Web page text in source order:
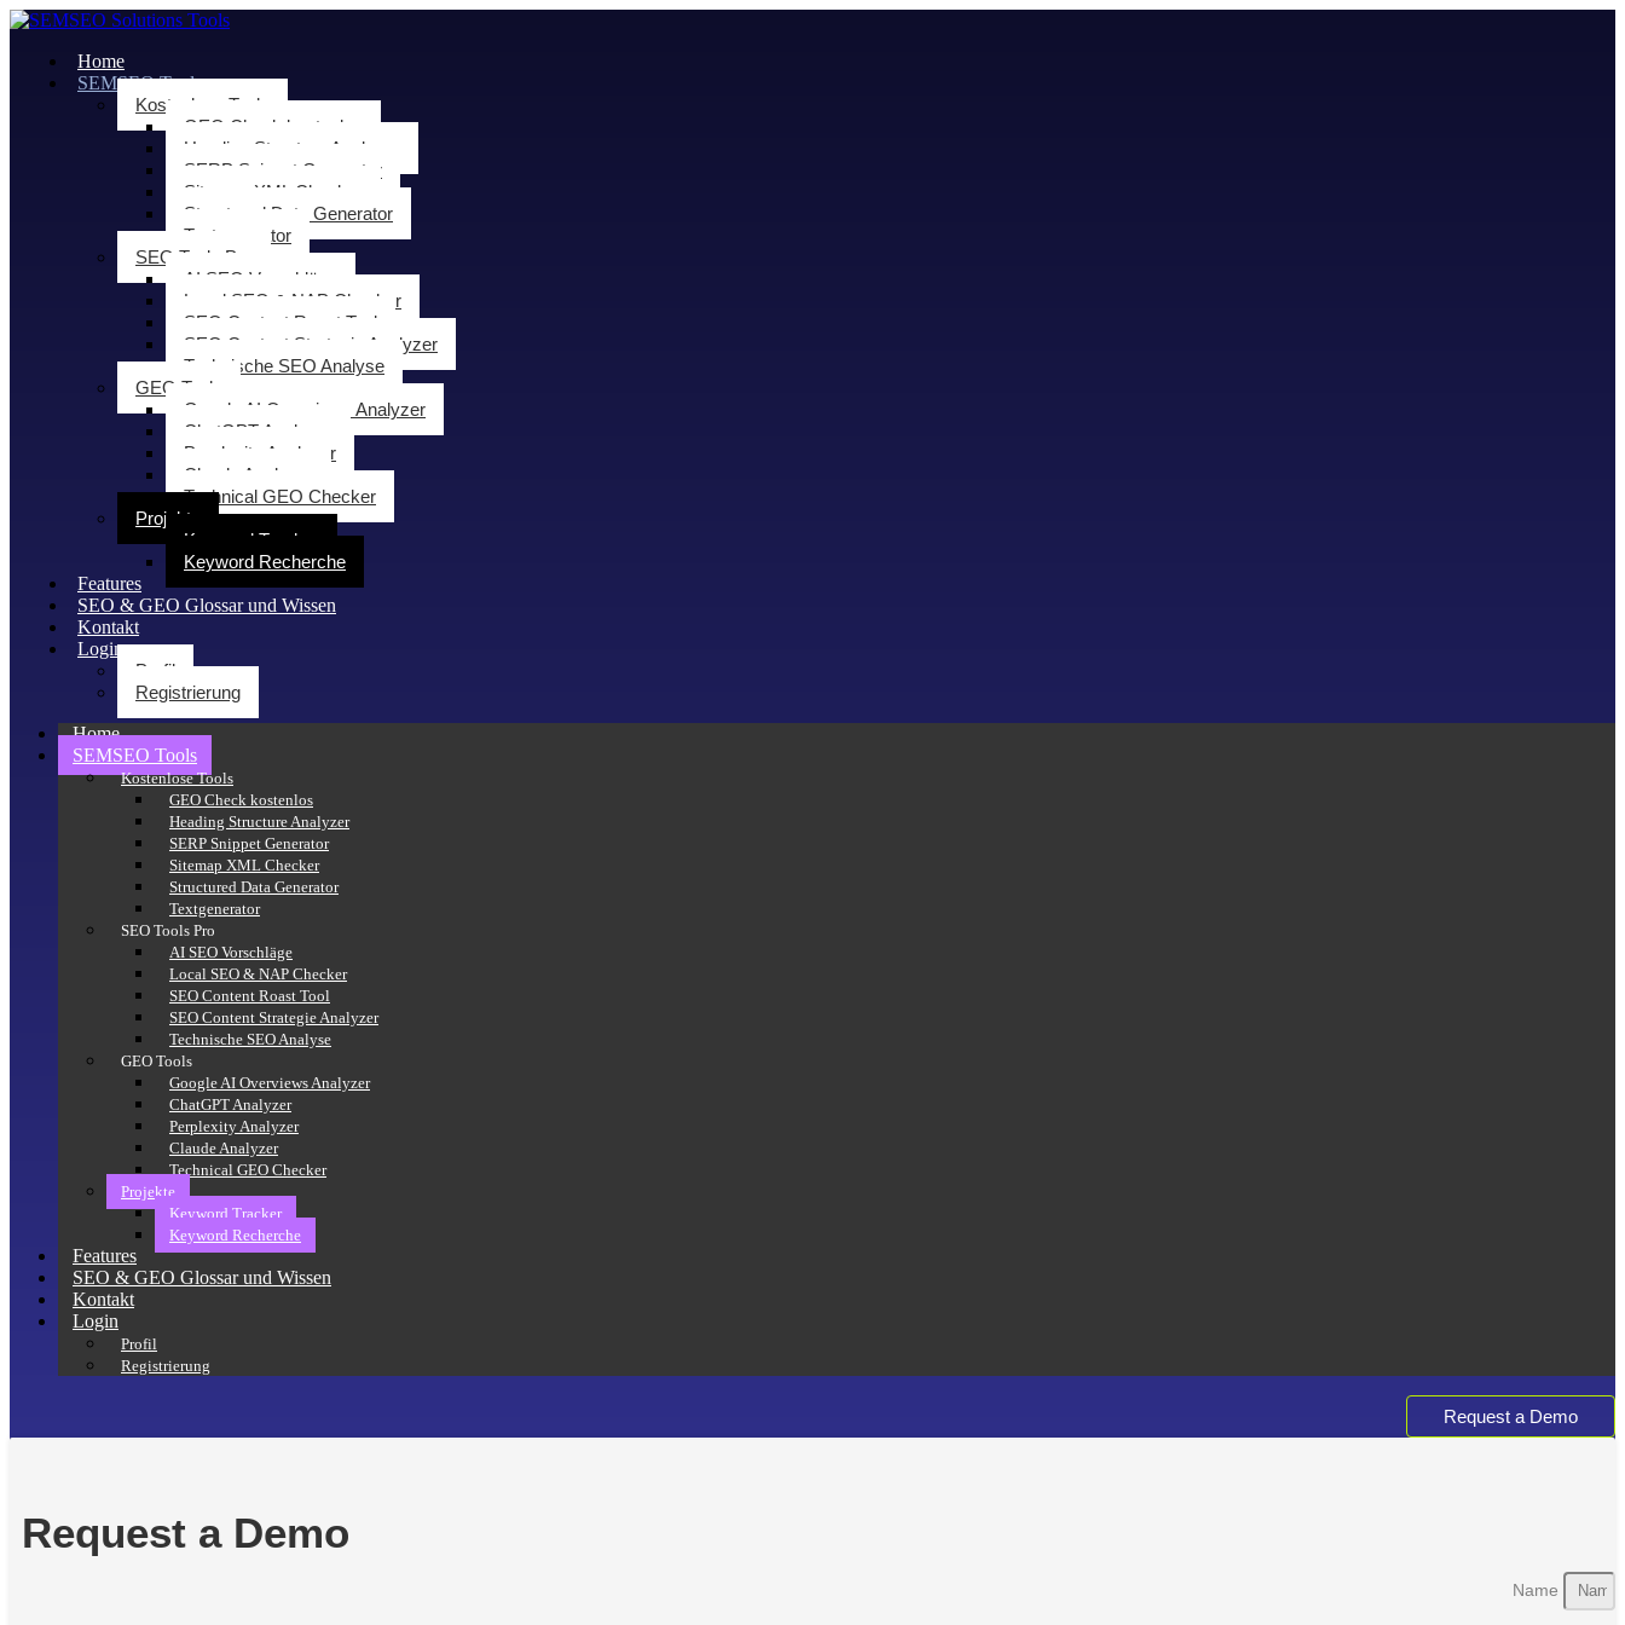
Home
SEMSEO Tools
Kostenlose Tools
GEO Check kostenlos
Heading Structure Analyzer
SERP Snippet Generator
Sitemap XML Checker
Structured Data Generator
Textgenerator
SEO Tools Pro
AI SEO Vorschläge
Local SEO & NAP Checker
SEO Content Roast Tool
SEO Content Strategie Analyzer
Technische SEO Analyse
GEO Tools
Google AI Overviews Analyzer
ChatGPT Analyzer
Perplexity Analyzer
Claude Analyzer
Technical GEO Checker
Projekte
Keyword Tracker
Keyword Recherche
Features
SEO & GEO Glossar und Wissen
Kontakt
Login
Profil
Registrierung
Home
SEMSEO Tools
Kostenlose Tools
GEO Check kostenlos
Heading Structure Analyzer
SERP Snippet Generator
Sitemap XML Checker
Structured Data Generator
Textgenerator
SEO Tools Pro
AI SEO Vorschläge
Local SEO & NAP Checker
SEO Content Roast Tool
SEO Content Strategie Analyzer
Technische SEO Analyse
GEO Tools
Google AI Overviews Analyzer
ChatGPT Analyzer
Perplexity Analyzer
Claude Analyzer
Technical GEO Checker
Projekte
Keyword Tracker
Keyword Recherche
Features
SEO & GEO Glossar und Wissen
Kontakt
Login
Profil
Registrierung
Request a Demo
Request a Demo
Name